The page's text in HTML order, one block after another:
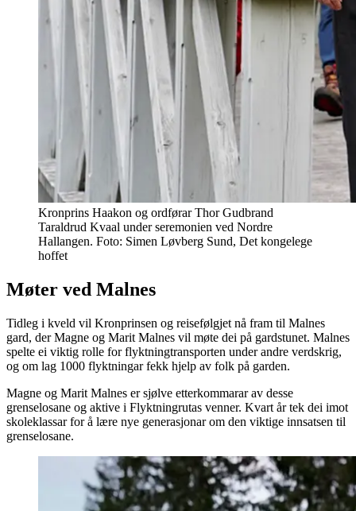
Kronprins Haakon og ordførar Thor Gudbrand
Taraldrud Kvaal under seremonien ved Nordre
Hallangen. Foto: Simen Løvberg Sund, Det kongelege
hoffet
Møter ved Malnes
Tidleg i kveld vil Kronprinsen og reisefølgjet nå fram til Malnes
gard, der Magne og Marit Malnes vil møte dei på gardstunet. Malnes
spelte ei viktig rolle for flyktningtransporten under andre verdskrig,
og om lag 1000 flyktningar fekk hjelp av folk på garden.
Magne og Marit Malnes er sjølve etterkommarar av desse
grenselosane og aktive i Flyktningrutas venner. Kvart år tek dei imot
skoleklassar for å lære nye generasjonar om den viktige innsatsen til
grenselosane.